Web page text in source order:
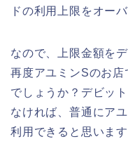
ドの利用上限をオー
なので、上限金額を
再度アユミンSのお
でしょうか？デビッ
なければ、普通にア
利用できると思います